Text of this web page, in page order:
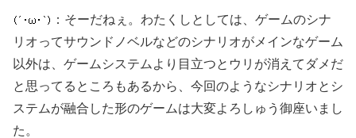
：そーだねぇ。わたくしとしては、ゲームのシナ
リオってサウンドノベルなどのシナリオがメインなゲーム
以外は、ゲームシステムより目立つとウリが消えてダメだ
と思ってるところもあるから、今回のようなシナリオとシ
ステムが融合した形のゲームは大変よろしゅう御座いまし
た。